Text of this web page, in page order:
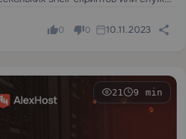
с помощью трёх основных
0 0 10.11.2023
21 9 min